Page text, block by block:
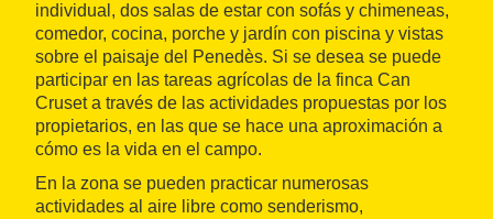
individual, dos salas de estar con sofás y chimeneas,
comedor, cocina, porche y jardín con piscina y vistas
sobre el paisaje del Penedès. Si se desea se puede
participar en las tareas agrícolas de la finca Can
Cruset a través de las actividades propuestas por los
propietarios, en las que se hace una aproximación a
cómo es la vida en el campo.
En la zona se pueden practicar numerosas
actividades al aire libre como senderismo,